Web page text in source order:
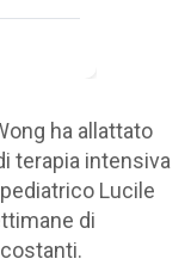
ha allattato
terapia intensiva
Lucile
di